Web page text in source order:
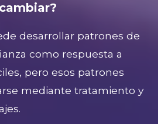
desarrollar patrones de
como respuesta a
pero esos patrones
mediante tratamiento y